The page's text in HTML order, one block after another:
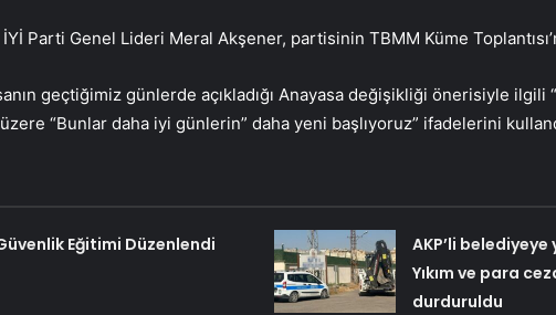
İYİ Parti Genel Lideri Meral Akşener, partisinin TBMM Küme
geçtiğimiz günlerde açıkladığı Anayasa değişikliği önerisiyle ilgili
üzere “Bunlar daha iyi günlerin” daha yeni başlıyoruz” ifadelerini
Eğitimi Düzenlendi
AKP’li belediyeye
Yıkım ve para
durduruldu